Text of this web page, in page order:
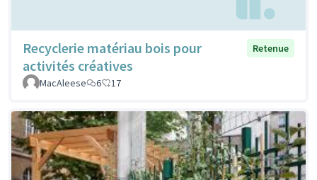
Recyclerie matériau bois pour
activités créatives
Retenue
MacAleese 6 17